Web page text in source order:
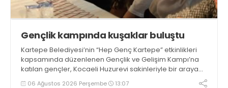
Gençlik kampında kuşaklar buluştu
Kartepe Belediyesi’nin “Hep Genç Kartepe” etkinlikleri
kapsamında düzenlenen Gençlik ve Gelişim Kampı’na
katılan gençler, Kocaeli Huzurevi sakinleriyle bir araya
geldi06 Ağustos 2026 Perşembe 13:07